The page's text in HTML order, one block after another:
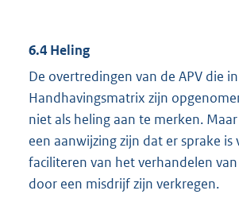
6.4 Heling
De overtredingen van de APV die
Handhavingsmatrix zijn
niet als heling aan te merken.
een aanwijzing zijn dat er sprake
faciliteren van het verhandelen
door een misdrijf zijn verkregen.